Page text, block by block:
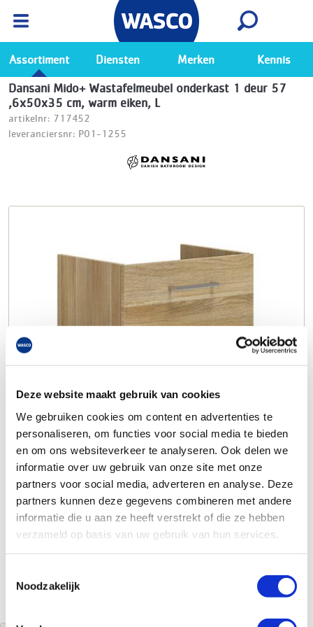
Deze website maakt gebruik van cookies
We gebruiken cookies om content en advertenties te
personaliseren, om functies voor social media te bieden
en om ons websiteverkeer te analyseren. Ook delen we
informatie over uw gebruik van onze site met onze
partners voor social media, adverteren en analyse. Deze
partners kunnen deze gegevens combineren met andere
informatie die u aan ze heeft verstrekt of die ze hebben
verzameld op basis van uw gebruik van hun services.
Noodzakelijk
Ga naar de Wasco app
Bekijk
Assortiment Diensten Merken Kennis
Dansani Mido+ Wastafelmeubel onderkast 1 deur 57
,6x50x35 cm, warm eiken, L
artikelnr: 717452
leveranciersnr: P01-1255